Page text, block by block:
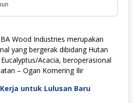
Wood Industries merupakan
yang bergerak dibidang Hutan
Acacia, beroperasional
– Ogan Komering Ilir
untuk Lulusan Baru